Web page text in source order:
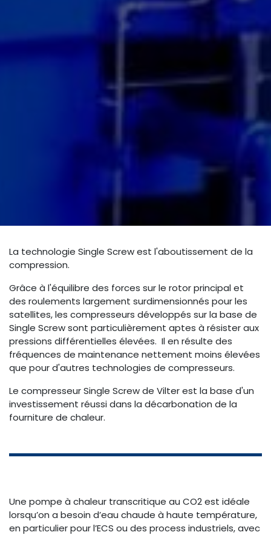
La technologie Single Screw est l'aboutissement de la
compression.
Grâce à l'équilibre des forces sur le rotor principal et
des roulements largement surdimensionnés pour les
satellites, les compresseurs développés sur la base de
Single Screw sont particulièrement aptes à résister aux
pressions différentielles élevées. Il en résulte des
fréquences de maintenance nettement moins élevées
que pour d'autres technologies de compresseurs.
Le compresseur Single Screw de Vilter est la base d'un
investissement réussi dans la décarbonation de la
fourniture de chaleur.
Une pompe à chaleur transcritique au CO2 est idéale
lorsqu’on a besoin d’eau chaude à haute température,
en particulier pour l’ECS ou des process industriels, avec